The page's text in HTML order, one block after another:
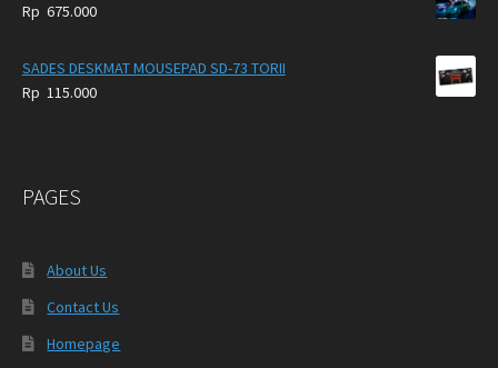
Rp 675.000
SADES DESKMAT MOUSEPAD SD-73 TORII
Rp 115.000
PAGES
About Us
Contact Us
Homepage